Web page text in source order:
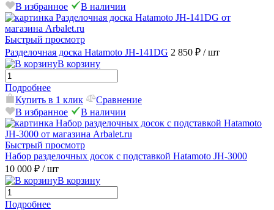
В избранное
В наличии
Быстрый просмотр
Разделочная доска Hatamoto JH-141DG 2 850 ₽ / шт
В корзину
Подробнее
Купить в 1 клик
Сравнение
В избранное
В наличии
Быстрый просмотр
Набор разделочных досок с подставкой Hatamoto JH-3000
10 000 ₽ / шт
В корзину
Подробнее